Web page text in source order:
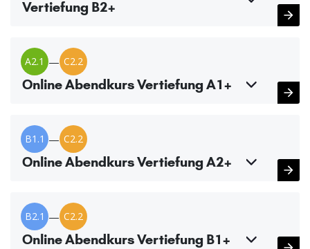
Vertiefung B2+
A2.1 — C2.2
Online Abendkurs Vertiefung A1+
B1.1 — C2.2
Online Abendkurs Vertiefung A2+
B2.1 — C2.2
Online Abendkurs Vertiefung B1+